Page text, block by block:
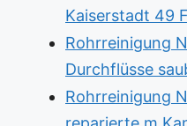
Kaiserstadt 49
Rohrreinigung
Durchflüsse
Rohrreinigung